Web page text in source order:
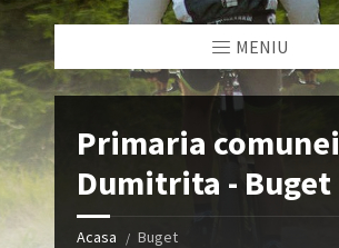
MENIU
Primaria comunei
Dumitrita - Buget
Acasa Buget